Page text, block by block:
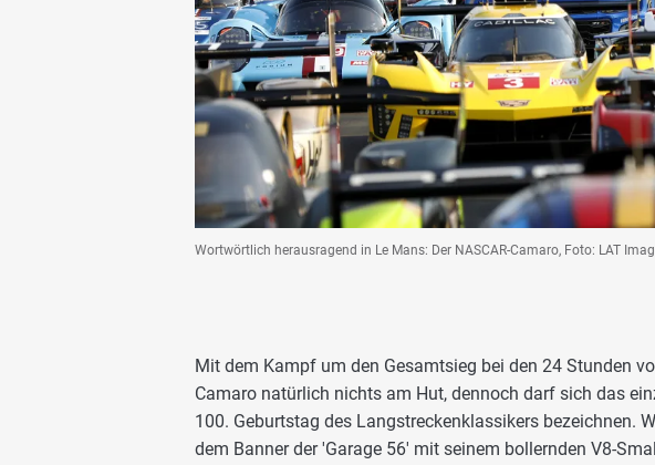
Wortwörtlich herausragend in Le Mans: Der NASCAR-Camaro, Foto: LAT
Mit dem Kampf um den Gesamtsieg bei den 24 Stunden
Camaro natürlich nichts am Hut, dennoch darf sich das
100. Geburtstag des Langstreckenklassikers bezeichnen.
dem Banner der 'Garage 56' mit seinem bollernden V8-